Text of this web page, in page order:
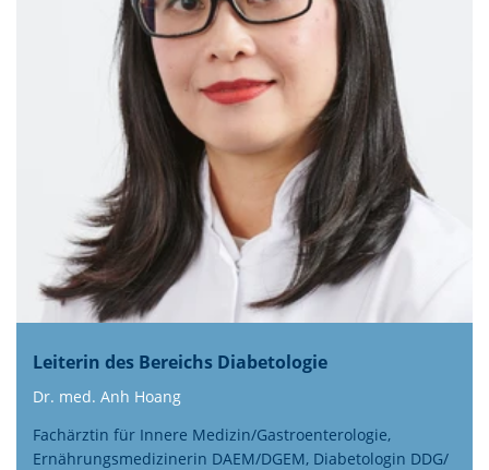
Leiterin des Bereichs Diabetologie
Dr. med. Anh Hoang
Fachärztin für Innere Medizin/Gastroenterologie,
Ernährungsmedizinerin DAEM/DGEM, Diabetologin DDG/